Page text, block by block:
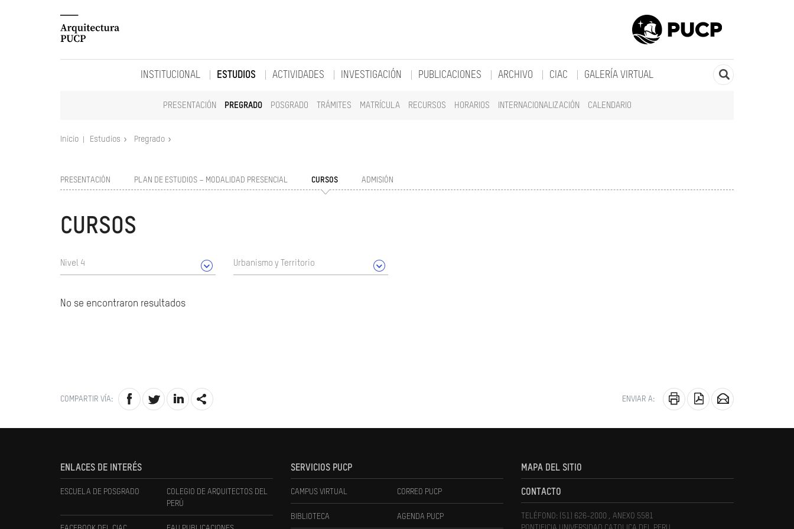
INSTITUCIONAL ESTUDIOS
PRESENTACIÓN PREGRADO POSGRADO TRÁMITES MATRÍCULA RECURSOS HORARIOS INTERNACIONALIZACIÓN CALENDARIO
ACTIVIDADES INVESTIGACIÓN PUBLICACIONES ARCHIVO CIAC GALERÍA VIRTUAL
Inicio Estudios Pregrado
PRESENTACIÓN PLAN DE ESTUDIOS – MODALIDAD PRESENCIAL CURSOS ADMISIÓN
CURSOS
Nivel 4 Urbanismo y Territorio
No se encontraron resultados
COMPARTIR VÍA: ENVIAR A:
ENLACES DE INTERÉS
ESCUELA DE POSGRADO
COLEGIO DE ARQUITECTOS DEL
PERÚ
SERVICIOS PUCP
CAMPUS VIRTUAL CORREO PUCP
BIBLIOTECA AGENDA PUCP
MAPA DEL SITIO
CONTACTO
TELÉFONO: (51) 626-2000 , ANEXO 5581